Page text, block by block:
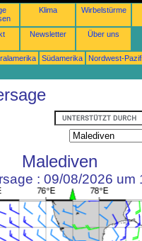
Klima Wirbelstürme
Newsletter Über uns
Südamerika
Nordwest-
Malediven
: 09/08/2026 um